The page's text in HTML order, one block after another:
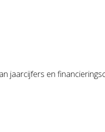
jaarcijfers en